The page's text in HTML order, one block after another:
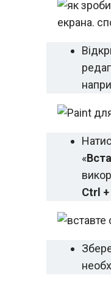
«
Ctrl +